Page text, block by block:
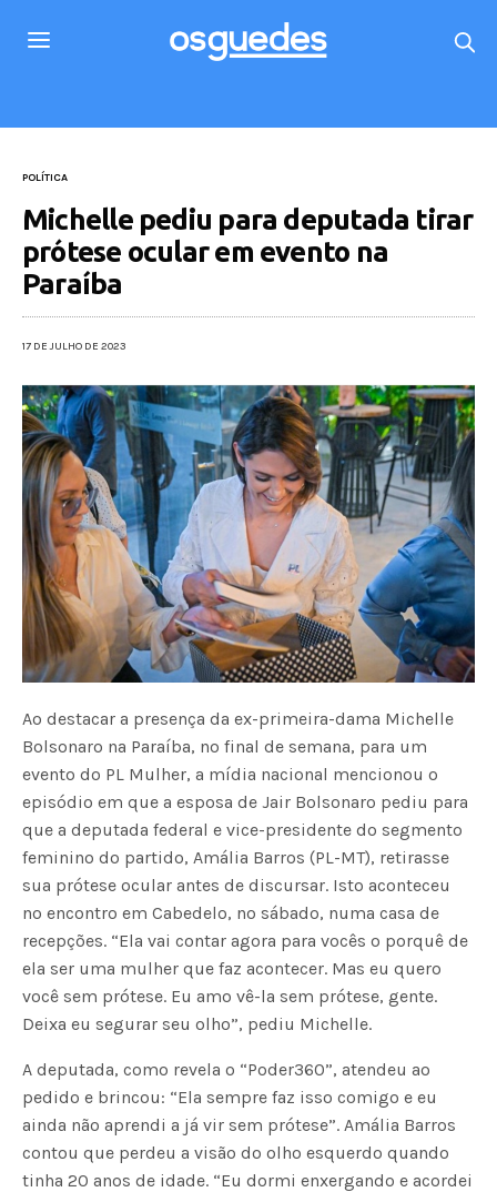
POLÍTICA
Michelle pediu para deputada tirar
prótese ocular em evento na
Paraíba
17 DE JULHO DE 2023
Ao destacar a presença da ex-primeira-dama Michelle
Bolsonaro na Paraíba, no final de semana, para um
evento do PL Mulher, a mídia nacional mencionou o
episódio em que a esposa de Jair Bolsonaro pediu para
que a deputada federal e vice-presidente do segmento
feminino do partido, Amália Barros (PL-MT), retirasse
sua prótese ocular antes de discursar. Isto aconteceu
no encontro em Cabedelo, no sábado, numa casa de
recepções. “Ela vai contar agora para vocês o porquê de
ela ser uma mulher que faz acontecer. Mas eu quero
você sem prótese. Eu amo vê-la sem prótese, gente.
Deixa eu segurar seu olho”, pediu Michelle.
A deputada, como revela o “Poder360”, atendeu ao
pedido e brincou: “Ela sempre faz isso comigo e eu
ainda não aprendi a já vir sem prótese”. Amália Barros
contou que perdeu a visão do olho esquerdo quando
tinha 20 anos de idade. “Eu dormi enxergando e acordei